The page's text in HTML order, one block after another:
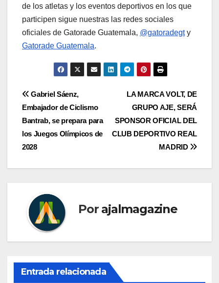
de los atletas y los eventos deportivos en los que
participen sigue nuestras las redes sociales
oficiales de Gatorade Guatemala, @gatoradegty
Gatorade Guatemala.
Navegación
de
entradas
LA MARCA VOLT, DE
GRUPO AJE, SERÁ
SPONSOR OFICIAL DEL
CLUB DEPORTIVO REAL
MADRID
Gabriel Sáenz,
Embajador de Ciclismo
Bantrab, se prepara para
los Juegos Olímpicos de
2028
Por ajalmagazine
Entrada relacionada